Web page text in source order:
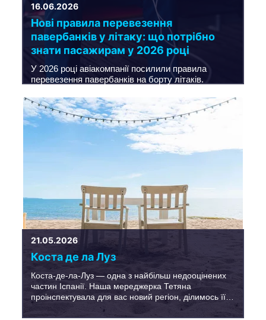
16.06.2026
Нові правила перевезення
павербанків у літаку: що потрібно
знати пасажирам у 2026 році
У 2026 році авіакомпанії посилили правила
перевезення павербанків на борту літаків.
собою в подорож, але лише за умови дотримання
вимог безпеки: пристрій має бути в ручній
поклажі, мати допустиму ємність і чітке
заводське маркування.
21.05.2026
Коста де ла Луз
Коста-де-ла-Луз — одна з найбільш недооцінених
частин Іспанії. Наша мереджерка Тетяна
проінспектувала для вас новий регіон, ділимось її